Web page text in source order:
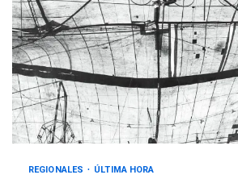
3
REGIONALES
Mariño
operativa con
vehicular de
adquiridas en
gestión
REGIONALES
«Juan Bautista
REGIONALES ÚLTIMA HORA